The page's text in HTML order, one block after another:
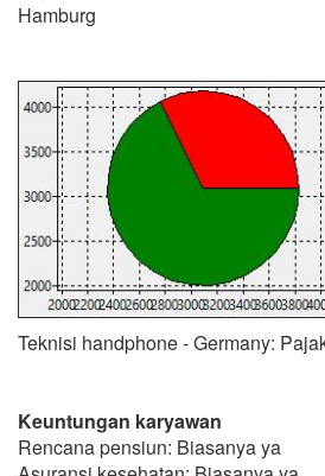
Hamburg
Teknisi handphone - Germany:
Keuntungan karyawan
Rencana pensiun: Biasanya ya